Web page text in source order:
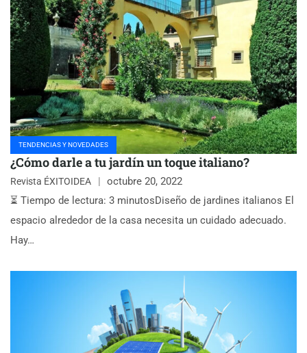
TENDENCIAS Y NOVEDADES
¿Cómo darle a tu jardín un toque italiano?
Revista ÉXITOIDEA
octubre 20, 2022
⏳ Tiempo de lectura: 3 minutosDiseño de jardines italianos El
espacio alrededor de la casa necesita un cuidado adecuado.
Hay…